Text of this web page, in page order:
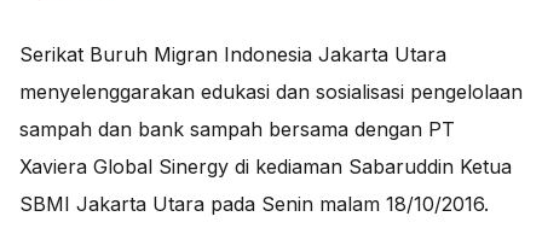
Serikat Buruh Migran Indonesia Jakarta Utara
menyelenggarakan edukasi dan sosialisasi pengelolaan
sampah dan bank sampah bersama dengan PT
Xaviera Global Sinergy di kediaman Sabaruddin Ketua
SBMI Jakarta Utara pada Senin malam 18/10/2016.